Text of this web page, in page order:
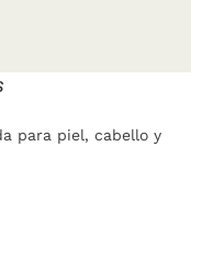
para piel, cabello y